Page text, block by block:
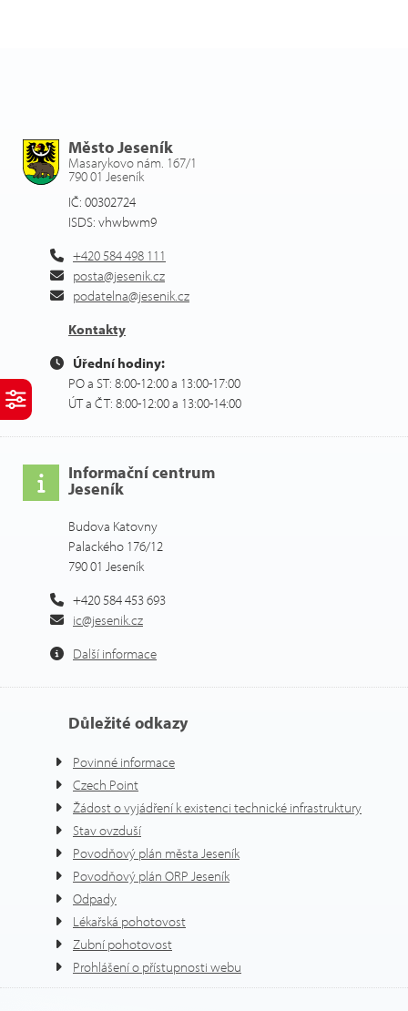
Město Jeseník
Masarykovo nám. 167/1
790 01 Jeseník
IČ: 00302724
ISDS: vhwbwm9
+420 584 498 111
posta@jesenik.cz
podatelna@jesenik.cz
Kontakty
Úřední hodiny:
PO a ST: 8:00-12:00 a 13:00-17:00
ÚT a ČT: 8:00-12:00 a 13:00-14:00
Informační centrum
Jeseník
Budova Katovny
Palackého 176/12
790 01 Jeseník
+420 584 453 693
ic@jesenik.cz
Další informace
Důležité odkazy
Povinné informace
Czech Point
Žádost o vyjádření k existenci technické infrastruktury
Stav ovzduší
Povodňový plán města Jeseník
Povodňový plán ORP Jeseník
Odpady
Lékařská pohotovost
Zubní pohotovost
Prohlášení o přístupnosti webu